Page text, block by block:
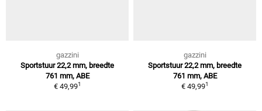
gazzini
Sportstuur 22,2 mm, breedte
761 mm, ABE
€ 49,991
gazzini
Sportstuur 22,2 mm, breedte
761 mm, ABE
€ 49,991